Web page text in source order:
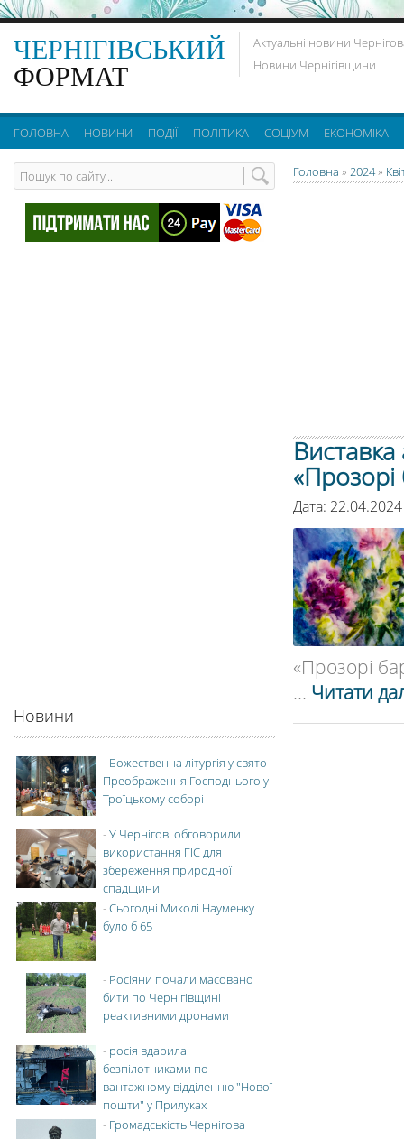
ЧЕРНІГІВСЬКИЙ
ФОРМАТ
Актуальні новини
Новини Чернігівщини
ГОЛОВНА НОВИНИ ПОДІЇ ПОЛІТИКА СОЦІУМ ЕКОНОМІКА
Головна » 2024»
«Прозорі
Дата:
«Прозорі
... Читати
Новини
- Божественна літургія у свято
Преображення Господнього у
Троїцькому соборі
-У Чернігові обговорили
використання ГІС для
збереження природної
спадщини
-Сьогодні Миколі Науменку
було б 65
- Росіяни почали масовано
бити по Чернігівщині
реактивними дронами
- росія вдарила
безпілотниками по
вантажному відділенню "Нової
пошти" у Прилуках
- Громадськість Чернігова